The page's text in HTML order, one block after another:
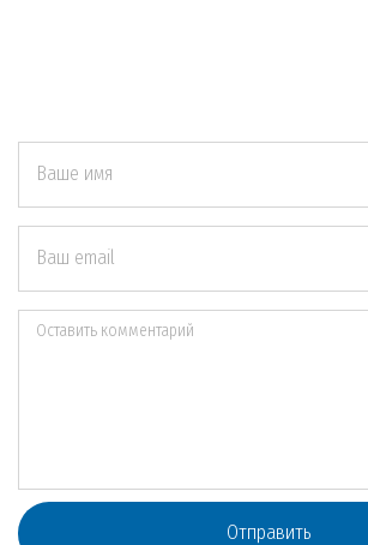
Ваше имя
Ваш email
Оставить комментарий
Отправить